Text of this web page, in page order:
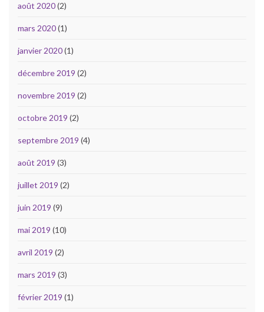
août 2020(2)
mars 2020(1)
janvier 2020(1)
décembre 2019 (2)
novembre 2019 (2)
octobre 2019 (2)
septembre 2019 (4)
août 2019 (3)
juillet 2019 (2)
juin 2019 (9)
mai 2019 (10)
avril 2019 (2)
mars 2019 (3)
février 2019 (1)